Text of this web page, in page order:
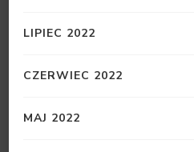
LIPIEC 2022
CZERWIEC 2022
MAJ 2022